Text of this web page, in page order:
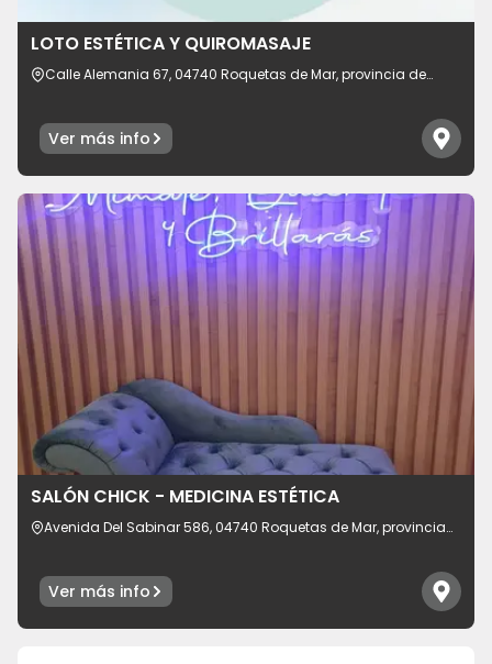
Idioma
LOTO ESTÉTICA Y QUIROMASAJE
Calle Alemania 67, 04740 Roquetas de Mar, provincia de
Ver más info
SALÓN CHICK - MEDICINA ESTÉTICA
Avenida Del Sabinar 586, 04740 Roquetas de Mar, provincia
Ver más info